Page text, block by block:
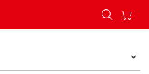
Domaći ajvar s patliđanom 300 g -